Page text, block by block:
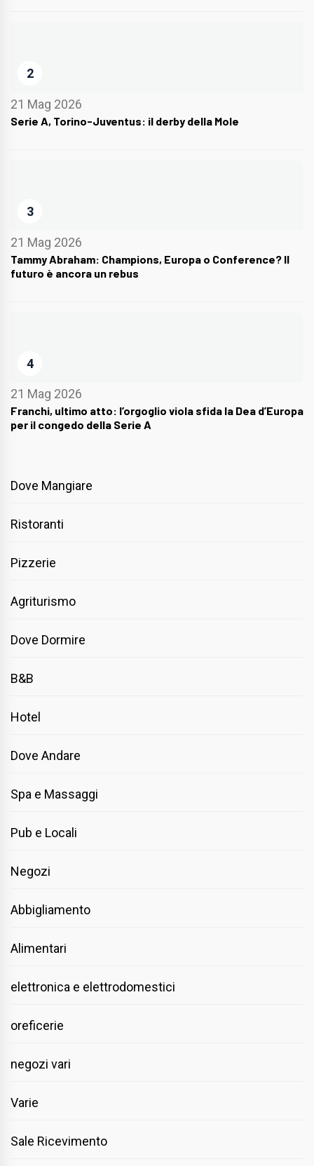
2
21 Mag 2026
Serie A, Torino-Juventus: il derby della Mole
3
21 Mag 2026
Tammy Abraham: Champions, Europa o Conference? Il
futuro è ancora un rebus
4
21 Mag 2026
Franchi, ultimo atto: l’orgoglio viola sfida la Dea d’Europa
per il congedo della Serie A
Dove Mangiare
Ristoranti
Pizzerie
Agriturismo
Dove Dormire
B&B
Hotel
Dove Andare
Spa e Massaggi
Pub e Locali
Negozi
Abbigliamento
Alimentari
elettronica e elettrodomestici
oreficerie
negozi vari
Varie
Sale Ricevimento